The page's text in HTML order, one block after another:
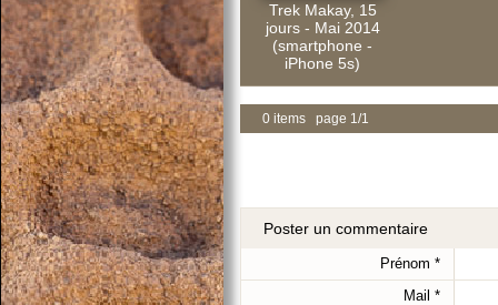
Trek Makay, 15
jours - Mai 2014
(smartphone -
iPhone 5s)
0 items page 1/1
Poster un commentaire
Prénom *
Mail *